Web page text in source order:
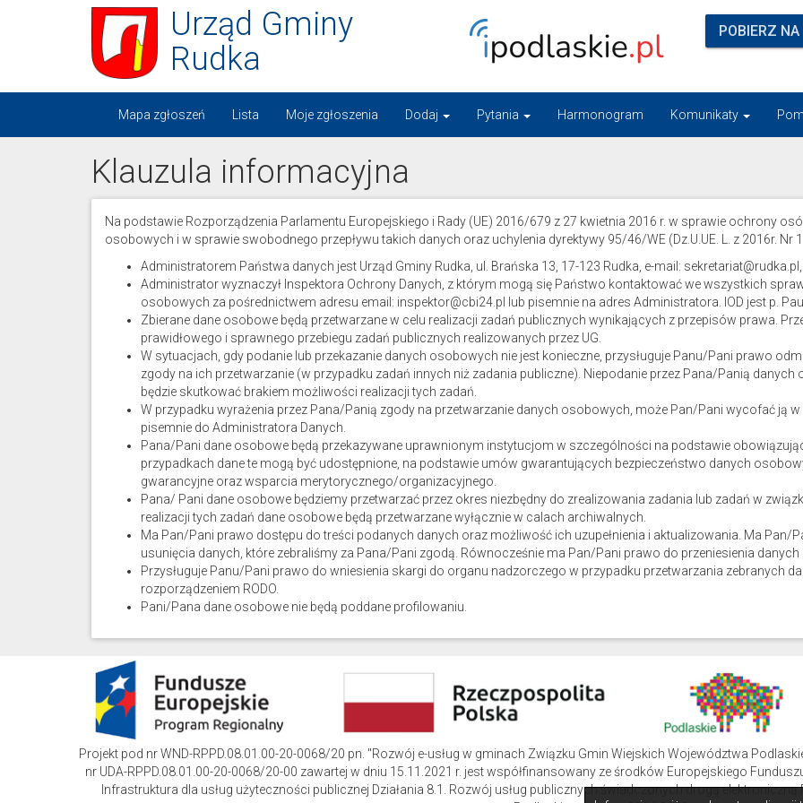
Urząd Gminy
Rudka
POBIERZ
Mapa zgłoszeń Lista Moje zgłoszenia Dodaj Pytania Harmonogram Komunikaty
Klauzula informacyjna
Na podstawie Rozporządzenia Parlamentu Europejskiego i Rady (UE) 2016/679 z 27 kwietnia 2016 r. w sprawie ochrony
osobowych i w sprawie swobodnego przepływu takich danych oraz uchylenia dyrektywy 95/46/WE (Dz.U.UE. L. z 2016r. Nr
Administratorem Państwa danych jest Urząd Gminy Rudka, ul. Brańska 13, 17-123 Rudka, e-mail:
Administrator wyznaczył Inspektora Ochrony Danych, z którym mogą się Państwo kontaktować we wszystkich
osobowych za pośrednictwem adresu email: inspektor@cbi24.pl lub pisemnie na adres Administratora. IOD jest p.
Zbierane dane osobowe będą przetwarzane w celu realizacji zadań publicznych wynikających z przepisów prawa.
prawidłowego i sprawnego przebiegu zadań publicznych realizowanych przez UG.
W sytuacjach, gdy podanie lub przekazanie danych osobowych nie jest konieczne, przysługuje Panu/Pani prawo
zgody na ich przetwarzanie (w przypadku zadań innych niż zadania publiczne). Niepodanie przez Pana/Panią
będzie skutkować brakiem możliwości realizacji tych zadań.
W przypadku wyrażenia przez Pana/Panią zgody na przetwarzanie danych osobowych, może Pan/Pani wycofać ją
pisemnie do Administratora Danych.
Pana/Pani dane osobowe będą przekazywane uprawnionym instytucjom w szczególności na podstawie
przypadkach dane te mogą być udostępnione, na podstawie umów gwarantujących bezpieczeństwo danych
gwarancyjne oraz wsparcia merytorycznego/organizacyjnego.
Pana/ Pani dane osobowe będziemy przetwarzać przez okres niezbędny do zrealizowania zadania lub zadań w
realizacji tych zadań dane osobowe będą przetwarzane wyłącznie w calach archiwalnych.
Ma Pan/Pani prawo dostępu do treści podanych danych oraz możliwość ich uzupełnienia i aktualizowania. Ma Pan/
usunięcia danych, które zebraliśmy za Pana/Pani zgodą. Równocześnie ma Pan/Pani prawo do przeniesienia
Przysługuje Panu/Pani prawo do wniesienia skargi do organu nadzorczego w przypadku przetwarzania zebranych
rozporządzeniem RODO.
Pani/Pana dane osobowe nie będą poddane profilowaniu.
Projekt pod nr WND-RPPD.08.01.00-20-0068/20 pn. "Rozwój e-usług w gminach Związku Gmin Wiejskich Województwa
nr UDA-RPPD.08.01.00-20-0068/20-00 zawartej w dniu 15.11.2021 r. jest współfinansowany ze środków Europejskiego
Infrastruktura dla usług użyteczności publicznej Działania 8.1. Rozwój usług publicznych świadczonych drogą